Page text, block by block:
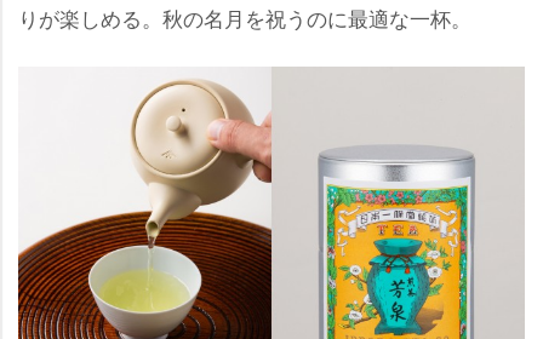
りが楽しめる。秋の名月を祝うのに最適な一杯。